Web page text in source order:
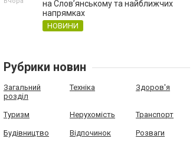
на Слов’янському та найближчих
напрямках
НОВИНИ
Рубрики новин
Загальний
розділ
Техніка Здоров'я
Туризм Нерухомість Транспорт
Будівництво Відпочинок Розваги